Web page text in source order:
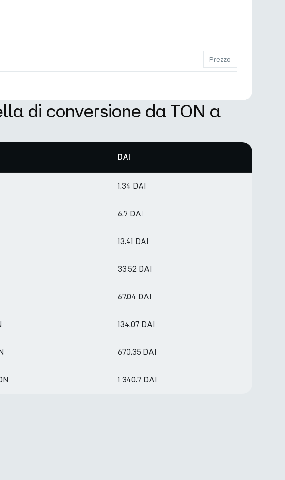
Prezzo
di conversione da TON a
DAI
1.34 DAI
6.7 DAI
13.41 DAI
33.52 DAI
67.04 DAI
134.07 DAI
670.35 DAI
1 340.7 DAI